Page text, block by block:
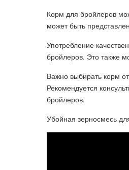
Корм для бройлеров
может быть
Употребление
бройлеров. Это также
Важно выбирать корм
Рекомендуется
бройлеров.
Убойная зерносмесь